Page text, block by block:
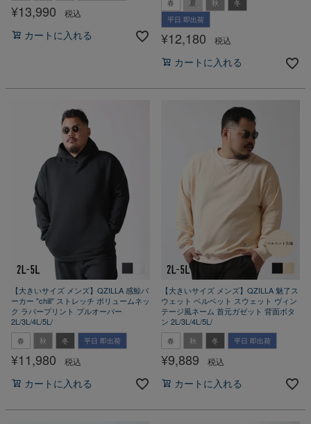
¥13,990 税込
カートに入れる
春 夏 秋
冬
平日 即出荷
¥12,180 税込
カートに入れる
【大きいサイズ メンズ】QZILLA 感鯨パ
ーカー "chill" ストレッチ ボリュームネッ
ク ラバープリント プルオーバー
2L/3L/4L/5L/
春 秋 冬 平日 即出荷
¥11,980 税込
カートに入れる
【大きいサイズ メンズ】QZILLA 魅了ス
ウェット ベルベット スウェット ヴィン
テージ風ネーム 首元ガゼット 背面ボタ
ン 2L/3L/4L/5L/
春 秋 冬 平日 即出荷
¥9,889 税込
カートに入れる